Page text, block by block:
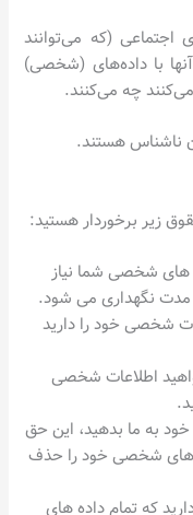
(که می‌توانند
آنها با داده‌های (شخصی)
چه می‌کنند.
ناشناس هستند.
زیر برخوردار هستید:
های شخصی شما نیاز
مدت نگهداری می شود.
شخصی خود را دارید
اطلاعات شخصی
به ما بدهید، این حق
های شخصی خود را حذف
که تمام داده های